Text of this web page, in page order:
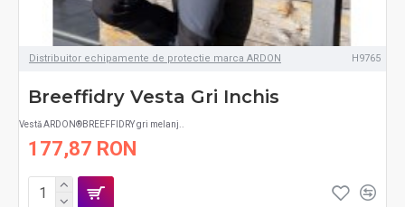
Distribuitor echipamente de protectie marca ARDON H9765
Breeffidry Vesta Gri Inchis
Vestă ARDON®BREEFFIDRY gri melanj..
177,87 RON